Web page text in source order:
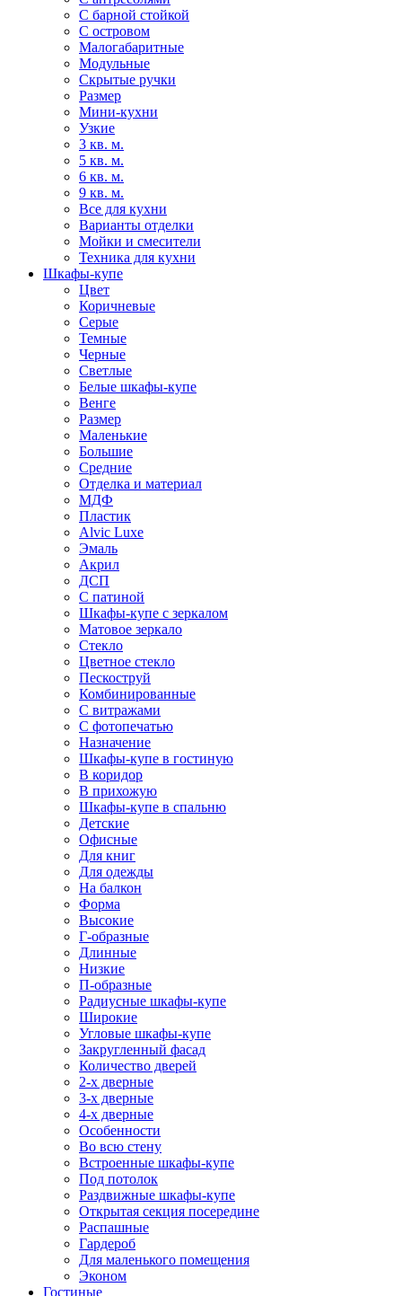
С барной стойкой
С островом
Малогабаритные
Модульные
Скрытые ручки
Размер
Мини-кухни
Узкие
3 кв. м.
5 кв. м.
6 кв. м.
9 кв. м.
Все для кухни
Варианты отделки
Мойки и смесители
Техника для кухни
Шкафы-купе
Цвет
Коричневые
Серые
Темные
Черные
Светлые
Белые шкафы-купе
Венге
Размер
Маленькие
Большие
Средние
Отделка и материал
МДФ
Пластик
Alvic Luxe
Эмаль
Акрил
ДСП
С патиной
Шкафы-купе с зеркалом
Матовое зеркало
Стекло
Цветное стекло
Пескоструй
Комбинированные
С витражами
С фотопечатью
Назначение
Шкафы-купе в гостиную
В коридор
В прихожую
Шкафы-купе в спальню
Детские
Офисные
Для книг
Для одежды
На балкон
Форма
Высокие
Г-образные
Длинные
Низкие
П-образные
Радиусные шкафы-купе
Широкие
Угловые шкафы-купе
Закругленный фасад
Количество дверей
2-х дверные
3-х дверные
4-х дверные
Особенности
Во всю стену
Встроенные шкафы-купе
Под потолок
Раздвижные шкафы-купе
Открытая секция посередине
Распашные
Гардероб
Для маленького помещения
Эконом
Гостиные